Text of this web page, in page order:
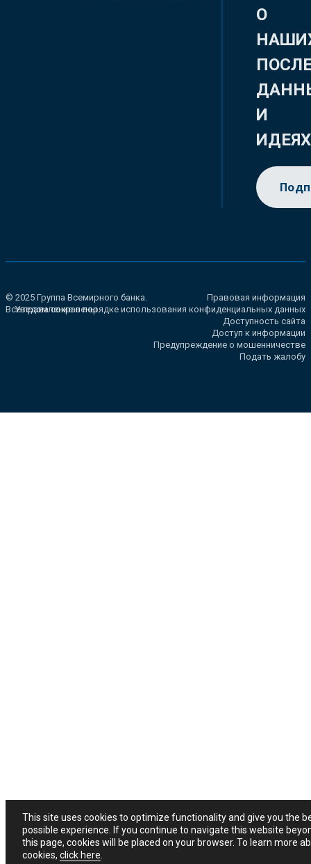
О
И
ИДЕЯХ
© 2025 Группа Всемирного банка.
Все права сохранены.
Правовая информация
Уведомление о порядке использования конфиденциальных данных
Доступность сайта
Доступ к информации
Предупреждение о мошенничестве
Подать жалобу
This site uses cookies to optimize functionality and give you the
possible experience. If you continue to navigate this website
this page, cookies will be placed on your browser. To learn more
cookies, click here